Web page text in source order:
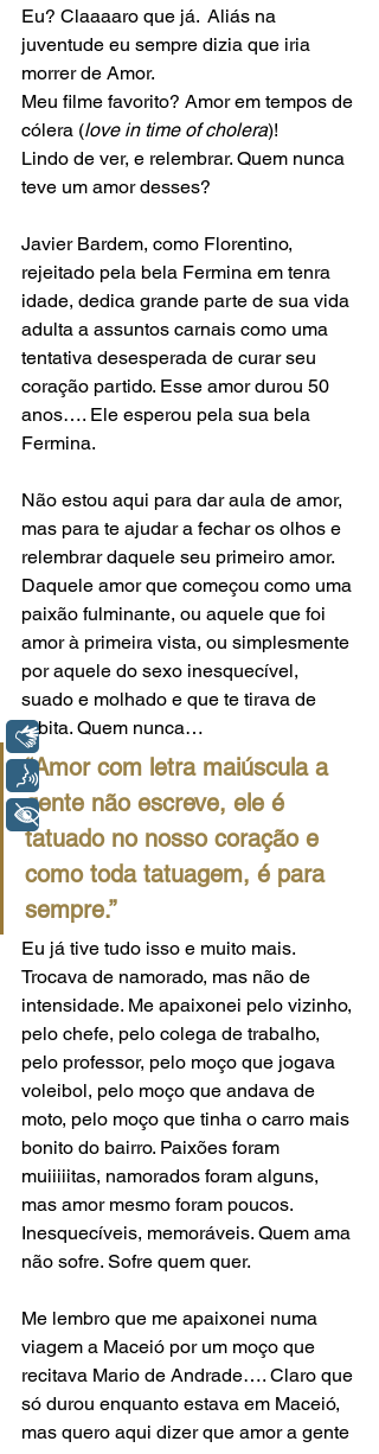
Eu? Claaaaro que já.  Aliás na
juventude eu sempre dizia que iria
morrer de Amor.
Meu filme favorito? Amor em tempos de
cólera (love in time of cholera)!
Lindo de ver, e relembrar. Quem nunca
teve um amor desses?
Javier Bardem, como Florentino,
rejeitado pela bela Fermina em tenra
idade, dedica grande parte de sua vida
adulta a assuntos carnais como uma
tentativa desesperada de curar seu
coração partido. Esse amor durou 50
anos…. Ele esperou pela sua bela
Fermina.
Não estou aqui para dar aula de amor,
mas para te ajudar a fechar os olhos e
relembrar daquele seu primeiro amor.
Daquele amor que começou como uma
paixão fulminante, ou aquele que foi
amor à primeira vista, ou simplesmente
por aquele do sexo inesquecível,
suado e molhado e que te tirava de
órbita. Quem nunca…
“Amor com letra maiúscula a
gente não escreve, ele é
tatuado no nosso coração e
como toda tatuagem, é para
sempre.”
Eu já tive tudo isso e muito mais.
Trocava de namorado, mas não de
intensidade. Me apaixonei pelo vizinho,
pelo chefe, pelo colega de trabalho,
pelo professor, pelo moço que jogava
voleibol, pelo moço que andava de
moto, pelo moço que tinha o carro mais
bonito do bairro. Paixões foram
muiiiiitas, namorados foram alguns,
mas amor mesmo foram poucos.
Inesquecíveis, memoráveis. Quem ama
não sofre. Sofre quem quer.
Me lembro que me apaixonei numa
viagem a Maceió por um moço que
recitava Mario de Andrade…. Claro que
só durou enquanto estava em Maceió,
mas quero aqui dizer que amor a gente
Libras
Voz
+ Acessibilidade